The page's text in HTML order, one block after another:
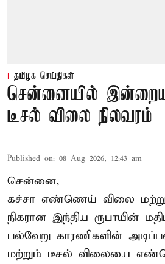
தமிழக செய்திகள்
சென்னையில்
டீசல் விலை நிலவரம்
Published on: 08 Aug 2026, 12:43 am
சென்னை,
கச்சா எண்ணெய் விலை
நிகரான இந்திய ரூபாயின்
பல்வேறு காரணிகளின்
மற்றும் டீசல் விலையை